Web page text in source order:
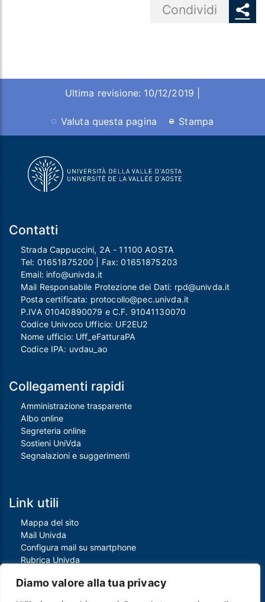
Diamo valore alla tua privacy
Condividi
Ultima revisione: 10/12/2019 |
Valuta questa pagina Stampa
Contatti
Strada Cappuccini, 2A - 11100 AOSTA
Tel: 01651875200 | Fax:01651875203
Email: info@univda.it
Mail Responsabile Protezione dei Dati: rpd@univda.it
Posta certificata: protocollo@pec.univda.it
P.IVA 01040890079 e C.F. 91041130070
Codice Univoco Ufficio: UF2EU2
Nome ufficio: Uff_eFatturaPA
Codice IPA: uvdau_ao
Collegamenti rapidi
Amministrazione trasparente
Albo online
Segreteria online
Sostieni UniVda
Segnalazioni e suggerimenti
Link utili
Mappa del sito
Mail Univda
Configura mail su smartphone
Rubrica Univda